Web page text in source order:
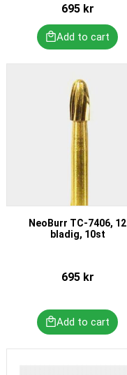
695kr
NeoBurr TC-7406, 12
bladig, 10st
695kr